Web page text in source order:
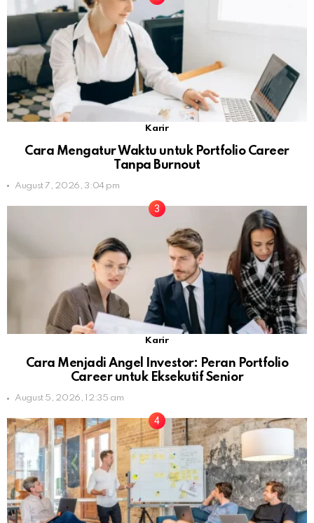
Karir
Cara Mengatur Waktu untuk Portfolio Career
Tanpa Burnout
August 7, 2026, 3:04 pm
Karir
Cara Menjadi Angel Investor: Peran Portfolio
Career untuk Eksekutif Senior
August 5, 2026, 12:35 am